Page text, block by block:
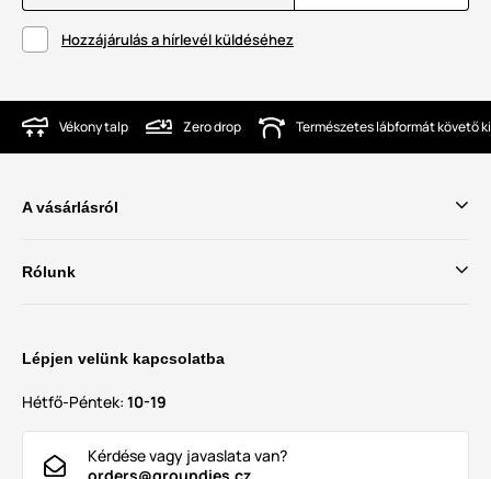
Hozzájárulás a hírlevél küldéséhez
Vékony talp Zero drop Természetes lábformát követő
A vásárlásról
Rólunk
Lépjen velünk kapcsolatba
Hétfő-Péntek: 10-19
Kérdése vagy javaslata van?